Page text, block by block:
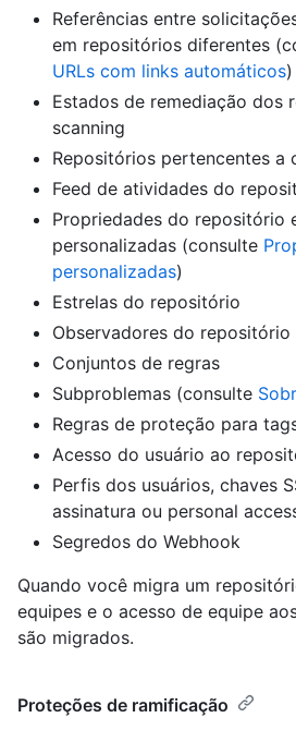
Referências entre
em repositórios diferentes
URLs com links automáticos)
Estados de remediação dos
scanning
Repositórios pertencentes a
Feed de atividades do
Propriedades do repositório
personalizadas (consulte
personalizadas)
Estrelas do repositório
Observadores do repositório
Conjuntos de regras
Subproblemas (consulte
Regras de proteção para
Acesso do usuário ao
Perfis dos usuários, chaves
assinatura ou personal
Segredos do Webhook
Quando você migra um
equipes e o acesso de equipe
são migrados.
Proteções de ramificação